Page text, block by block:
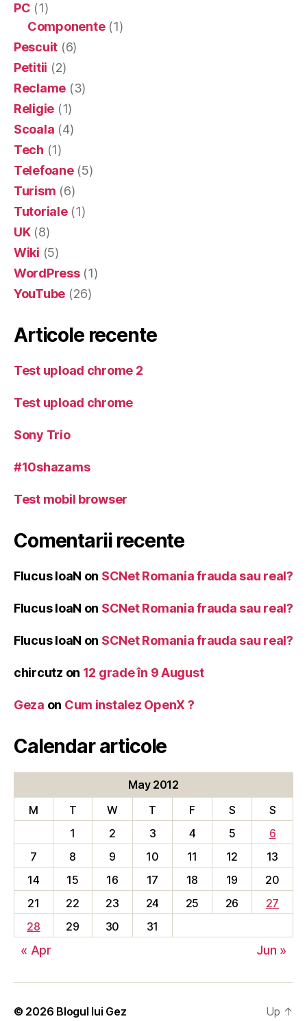
PC (1)
Componente(1)
Pescuit (6)
Petitii (2)
Reclame (3)
Religie (1)
Scoala (4)
Tech (1)
Telefoane(5)
Turism (6)
Tutoriale(1)
UK(8)
Wiki (5)
WordPress(1)
YouTube (26)
Articole recente
Test upload chrome 2
Test upload chrome
Sony Trio
#10shazams
Test mobil browser
Comentarii recente
Flucus IoaN on SCNet Romania frauda sau real?
Flucus IoaN on SCNet Romania frauda sau real?
Flucus IoaN on SCNet Romania frauda sau real?
chircutz on 12 grade în 9 August
Geza on Cum instalez OpenX ?
Calendar articole
May 2012
M
T W T F S
S
1
2 3 4 5
6
7
8 9 10 11 12
13
14
15 16 17 18 19
20
21
22 23 24 25 26
27
28
29 30 31
« Apr Jun »
© 2026 Blogul lui Gez Up ↑